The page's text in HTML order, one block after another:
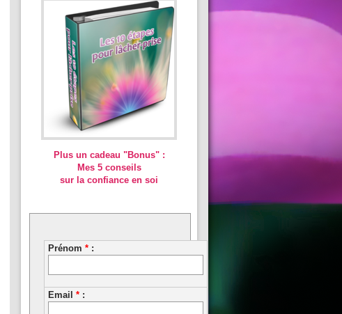
Plus un cadeau "Bonus" :
Mes 5 conseils
sur la confiance en soi
Prénom * :
Email * :